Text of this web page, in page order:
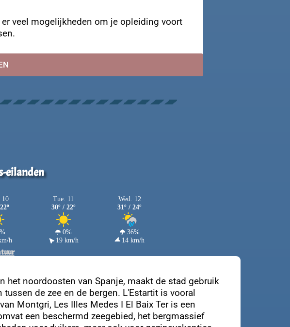
veel mogelijkheden om je opleiding voort
eilanden
10
h
Tue. 11
30º / 22º
0%
19 km/h
Wed. 12
31º / 24º
36%
14 km/h
het noordoosten van Spanje, maakt de stad gebruik
de zee en de bergen. L'Estartit is vooral
Montgri, Les Illes Medes I El Baix Ter is een
een beschermd zeegebied, het bergmassief